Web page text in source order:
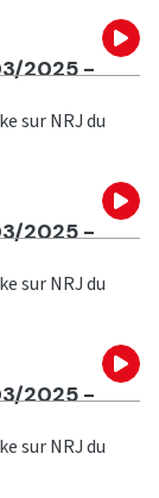
2025 -
sur NRJ du
2025 -
sur NRJ du
2025 -
sur NRJ du